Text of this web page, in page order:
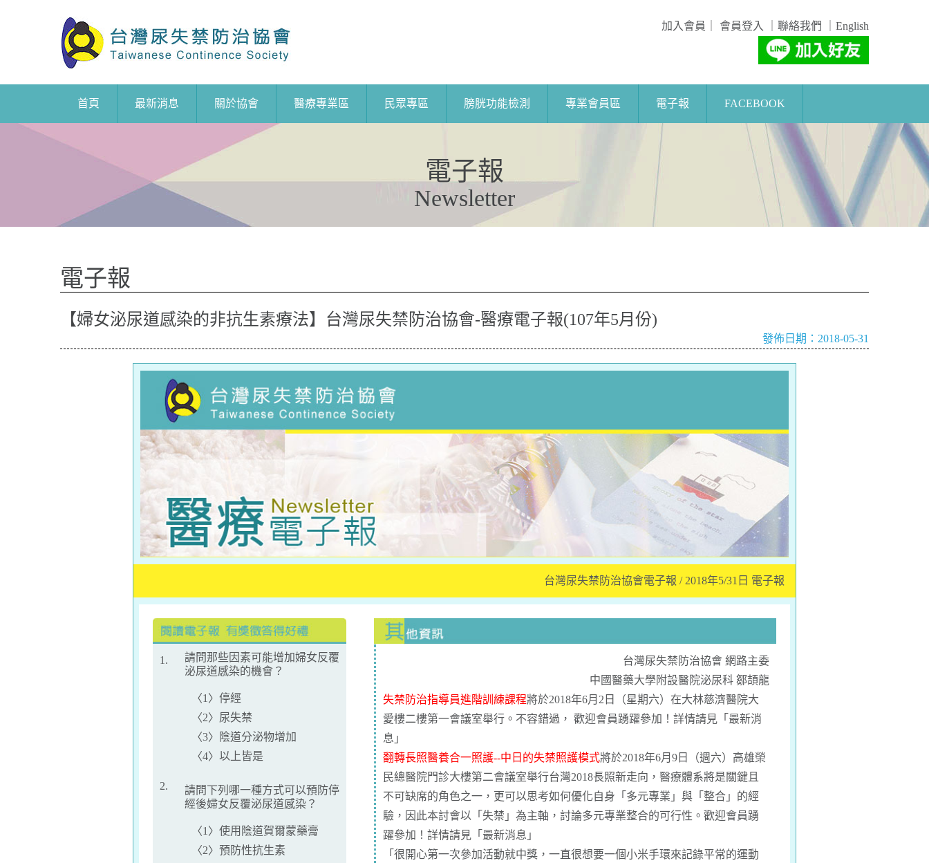
加入會員 會員登入 聯絡我們 English
首頁 最新消息 關於協會 醫療專業區 民眾專區 膀胱功能檢測 專業會員區 電子報 FACEBOOK
電子報
Newsletter
電子報
【婦女泌尿道感染的非抗生素療法】台灣尿失禁防治協會-醫療電子報(107年5月份)
發佈日期：2018-05-31
台灣尿失禁防治協會電子報 / 2018年5/31日 電子報
1.
請問那些因素可能增加婦女反覆
泌尿道感染的機會？
〈1〉停經
〈2〉尿失禁
〈3〉陰道分泌物增加
〈4〉以上皆是
2.
請問下列哪一種方式可以預防停
經後婦女反覆泌尿道感染？
〈1〉使用陰道賀爾蒙藥膏
〈2〉預防性抗生素
台灣尿失禁防治協會 網路主委
中國醫藥大學附設醫院泌尿科 鄒頡龍
失禁防治指導員進階訓練課程將於2018年6月2日（星期六）在大林慈濟醫院大
愛樓二樓第一會議室舉行。不容錯過， 歡迎會員踴躍參加！詳情請見「 最新消
息 」
翻轉長照醫養合一照護--中日的失禁照護模式將於2018年6月9日（週六）高雄榮
民總醫院門診大樓第二會議室舉行台灣2018長照新走向，醫療體系將是關鍵且
不可缺席的角色之一，更可以思考如何優化自身「多元專業」與「整合」的經
驗，因此本討會以「失禁」為主軸，討論多元專業整合的可行性。歡迎會員踴
躍參加！詳情請見「 最新消息 」
「很開心第一次參加活動就中獎，一直很想要一個小米手環來記錄平常的運動